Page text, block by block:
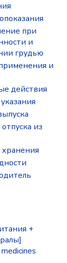
при
и
грудью
и
действия
из
хранения
+